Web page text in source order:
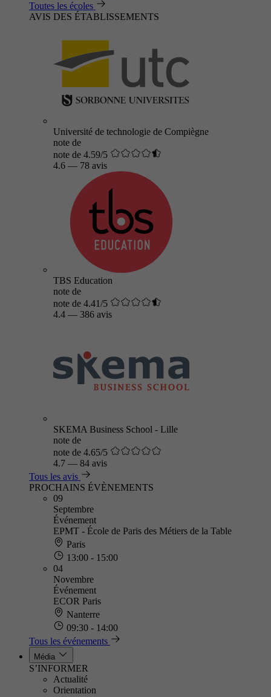
Toutes les écoles
AVIS DES ÉTABLISSEMENTS
Université de technologie de Compiègne
note de
note de 4.59/5
4.6 — 78 avis
TBS Education
note de
note de 4.41/5
4.4 — 386 avis
SKEMA Business School - Lille
note de
note de 4.65/5
4.7 — 84 avis
Tous les avis
PROCHAINS ÉVÈNEMENTS
09
Septembre
Événement
EPMT - École de Paris des Métiers de la Table
Paris
13:00 - 15:00
04
Novembre
Événement
ECOR Paris
Nanterre
09:30 - 14:00
Tous les événements
Média
S’INFORMER
Actualité
Orientation